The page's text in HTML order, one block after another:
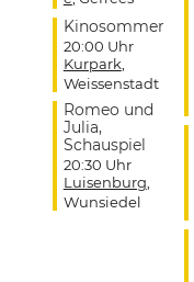
Kinosommer
20:00 Uhr
Kurpark,
Weissenstadt
Romeo und
Julia,
Schauspiel
20:30 Uhr
Luisenburg,
Wunsiedel